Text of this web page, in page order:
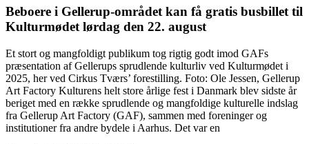
Beboere i Gellerup-området kan få gratis busbillet til
Kulturmødet lørdag den 22. august
Et stort og mangfoldigt publikum tog rigtig godt imod GAFs
præsentation af Gellerups sprudlende kulturliv ved Kulturmødet i
2025, her ved Cirkus Tværs’ forestilling. Foto: Ole Jessen, Gellerup
Art Factory Kulturens helt store årlige fest i Danmark blev sidste år
beriget med en række sprudlende og mangfoldige kulturelle indslag
fra Gellerup Art Factory (GAF), sammen med foreninger og
institutioner fra andre bydele i Aarhus. Det var en